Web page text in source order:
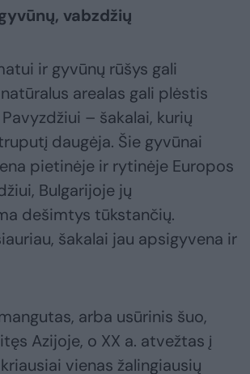
vabzdžių
ir gyvūnų rūšys gali
arealas gali plėstis
– šakalai, kurių
daugėja. Šie gyvūnai
pietinėje ir rytinėje Europos
Bulgarijoje jų
dešimtys tūkstančių.
šakalai jau apsigyvena ir
arba usūrinis šuo,
Azijoje, o XX a. atvežtas į
vienas žalingiausių